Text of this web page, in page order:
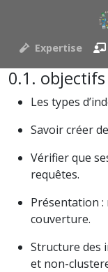
Expertise
objectifs
Les types
Savoir créer
Vérifier que
requêtes.
Présentation
couverture.
Structure des
et non-